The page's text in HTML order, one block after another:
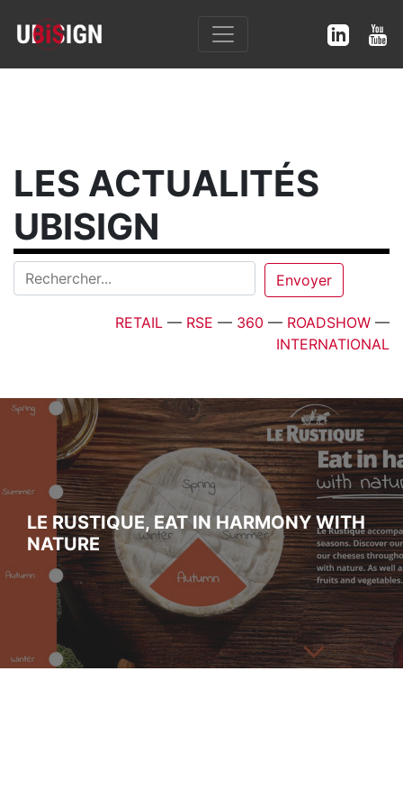
LES ACTUALITÉS
UBISIGN
RETAIL — RSE — 360 — ROADSHOW —
INTERNATIONAL
LE RUSTIQUE, EAT IN HARMONY WITH
NATURE